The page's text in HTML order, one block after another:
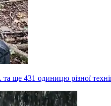
ще 431 одиницю різної